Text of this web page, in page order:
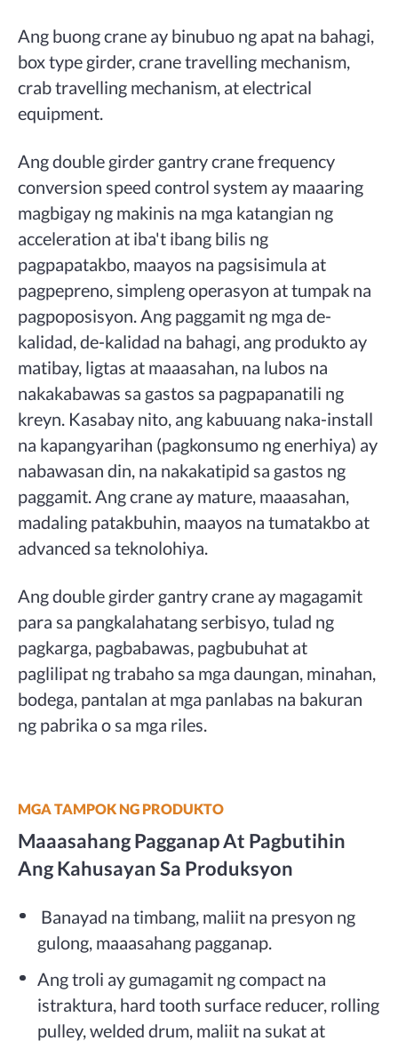
Ang buong crane ay binubuo ng apat na bahagi,
box type girder, crane travelling mechanism,
crab travelling mechanism, at electrical
equipment.
Ang double girder gantry crane frequency
conversion speed control system ay maaaring
magbigay ng makinis na mga katangian ng
acceleration at iba't ibang bilis ng
pagpapatakbo, maayos na pagsisimula at
pagpepreno, simpleng operasyon at tumpak na
pagpoposisyon. Ang paggamit ng mga de-
kalidad, de-kalidad na bahagi, ang produkto ay
matibay, ligtas at maaasahan, na lubos na
nakakabawas sa gastos sa pagpapanatili ng
kreyn. Kasabay nito, ang kabuuang naka-install
na kapangyarihan (pagkonsumo ng enerhiya) ay
nabawasan din, na nakakatipid sa gastos ng
paggamit. Ang crane ay mature, maaasahan,
madaling patakbuhin, maayos na tumatakbo at
advanced sa teknolohiya.
Ang double girder gantry crane ay magagamit
para sa pangkalahatang serbisyo, tulad ng
pagkarga, pagbabawas, pagbubuhat at
paglilipat ng trabaho sa mga daungan, minahan,
bodega, pantalan at mga panlabas na bakuran
ng pabrika o sa mga riles.
MGA TAMPOK NG PRODUKTO
Maaasahang Pagganap At Pagbutihin
Ang Kahusayan Sa Produksyon
Banayad na timbang, maliit na presyon ng
gulong, maaasahang pagganap.
Ang troli ay gumagamit ng compact na
istraktura, hard tooth surface reducer, rolling
pulley, welded drum, maliit na sukat at